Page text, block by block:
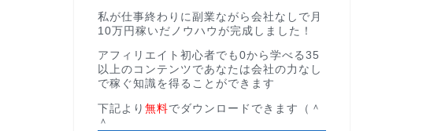
私が仕事終わりに副業ながら会社なしで月
10万円稼いだノウハウが完成しました！
アフィリエイト初心者でも0から学べる35
以上のコンテンツであなたは会社の力なし
で稼ぐ知識を得ることができます
下記より 無料でダウンロードできます（＾
＾